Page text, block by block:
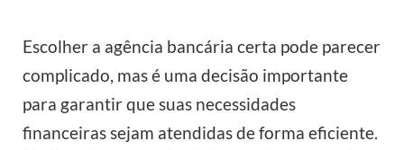
Escolher a agência bancária certa pode parecer
complicado, mas é uma decisão importante
para garantir que suas necessidades
financeiras sejam atendidas de forma eficiente.